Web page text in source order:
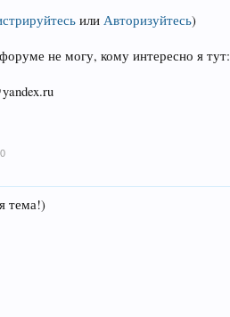
илиАвторизуйтесь)
не могу, кому интересно я тут:
тема!)